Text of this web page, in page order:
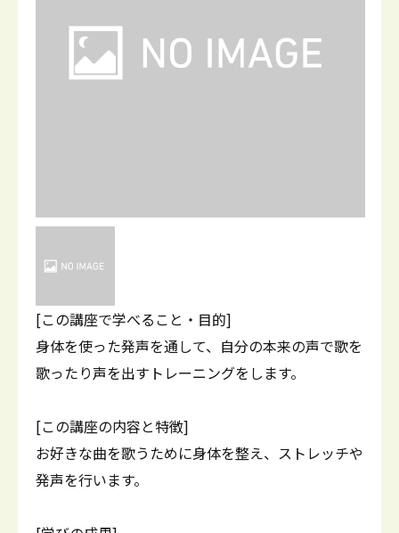
[この講座で学べること・目的]
身体を使った発声を通して、自分の本来の声で歌を
歌ったり声を出すトレーニングをします。
[この講座の内容と特徴]
お好きな曲を歌うために身体を整え、ストレッチや
発声を行います。